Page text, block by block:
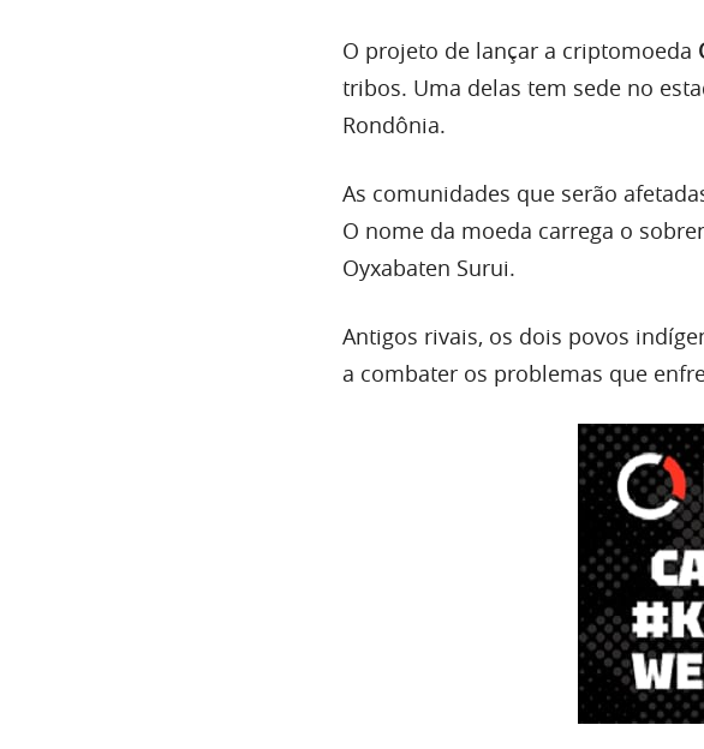
O projeto de lançar a criptomoeda
tribos. Uma delas tem sede no
Rondônia.
As comunidades que serão
O nome da moeda carrega o
Oyxabaten Surui.
Antigos rivais, os dois povos
a combater os problemas que